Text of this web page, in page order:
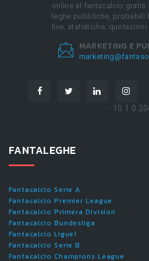
online al fantacalcio gratis.
leghe pubbliche, probabili
live, statistiche, quotazioni
MARKETING E
-
FANTALEGHE
Fantacalcio Serie A
Fantacalcio Premier League
Fantacalcio Primera Division
Fantacalcio Bundesliga
Fantacalcio Ligue1
Fantacalcio Serie B
Fantacalcio Champions League